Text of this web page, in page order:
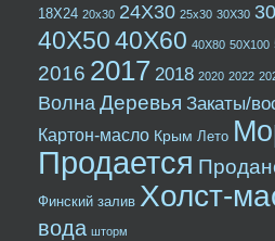
18Х24 20х30 24Х30 25х30 30Х30
40Х5040Х60 40Х80 50Х100
2016 2017 2018 2020 2022
Волна Деревья Закаты/
Картон-масло Крым Лето
Продается
Финский залив Холст-
вода шторм